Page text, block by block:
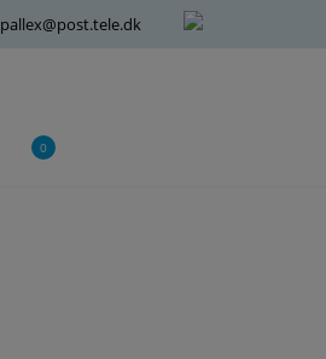
pallex@post.tele.dk
0